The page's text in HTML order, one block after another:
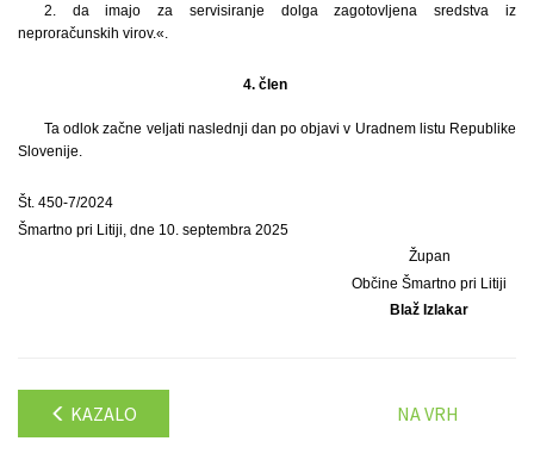
2. da imajo za servisiranje dolga zagotovljena sredstva iz
neproračunskih virov.«.
4. člen
Ta odlok začne veljati naslednji dan po objavi v Uradnem listu Republike
Slovenije.
Št. 450-7/2024
Šmartno pri Litiji, dne 10. septembra 2025
Župan
Občine Šmartno pri Litiji
Blaž Izlakar
KAZALO NA VRH